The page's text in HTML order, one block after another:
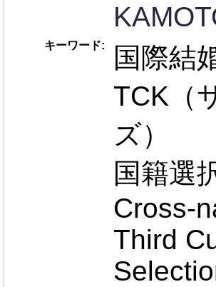
キーワード:
国際結
TCK（
ズ）
国籍選
Cross-
Third